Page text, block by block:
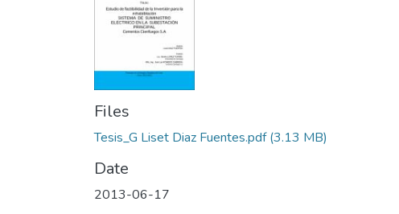
Files
Tesis_G Liset Diaz Fuentes.pdf(3.13 MB)
Date
2013-06-17